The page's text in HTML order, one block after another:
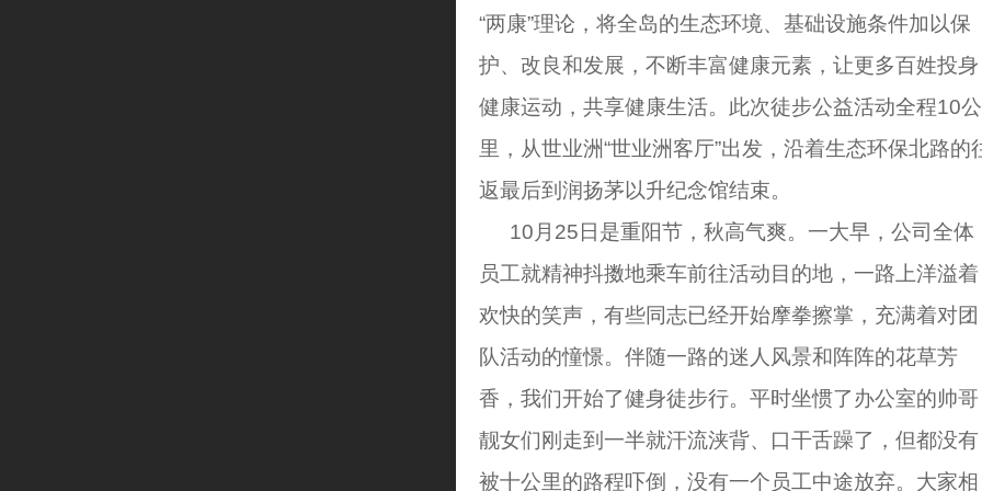
“两康”理论，将全岛的生态环境、基础设施条件加以保
护、改良和发展，不断丰富健康元素，让更多百姓投身
健康运动，共享健康生活。此次徒步公益活动全程10公
里，从世业洲“世业洲客厅”出发，沿着生态环保北路的
返最后到润扬茅以升纪念馆结束。
10月25日是重阳节，秋高气爽。一大早，公司全体
员工就精神抖擞地乘车前往活动目的地，一路上洋溢着
欢快的笑声，有些同志已经开始摩拳擦掌，充满着对团
队活动的憧憬。伴随一路的迷人风景和阵阵的花草芳
香，我们开始了健身徒步行。平时坐惯了办公室的帅哥
靓女们刚走到一半就汗流浃背、口干舌躁了，但都没有
被十公里的路程吓倒，没有一个员工中途放弃。大家相